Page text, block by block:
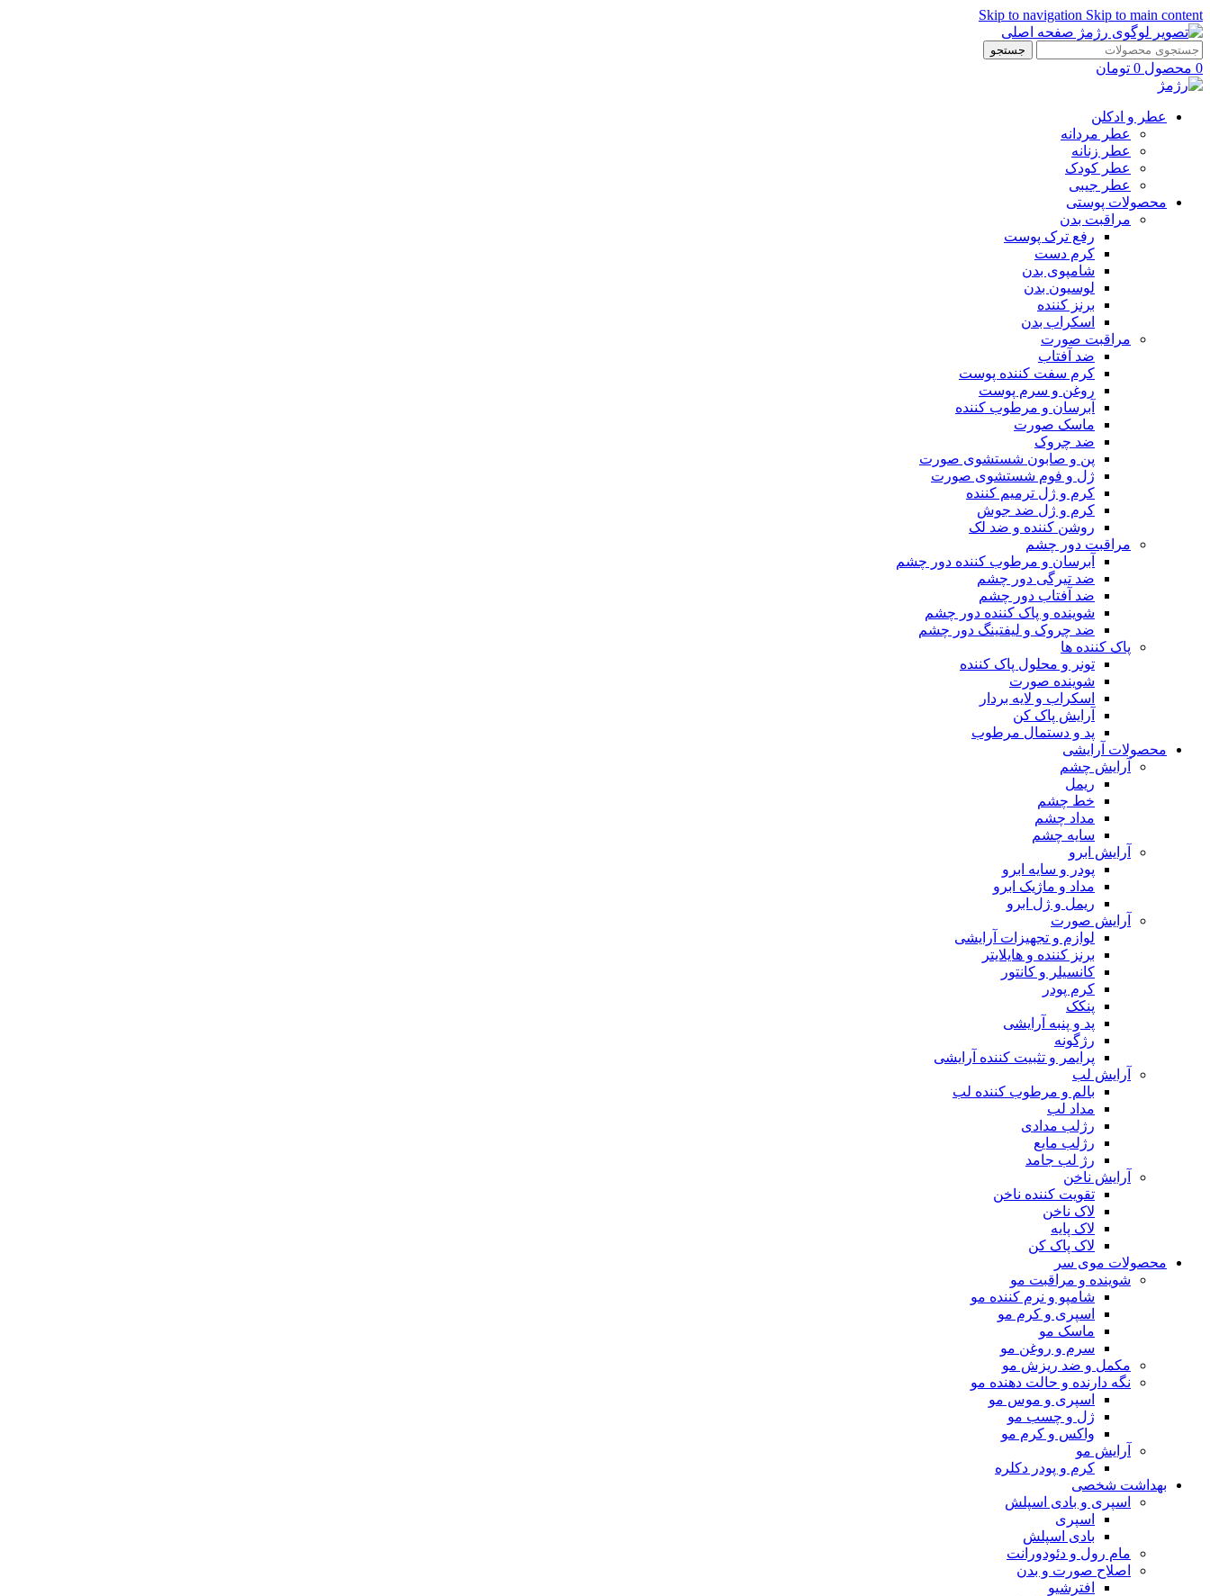
Skip to navigation Skip to main content
جستجو
0 محصول 0 تومان
عطر و ادکلن
عطر مردانه
عطر زنانه
عطر کودک
عطر جیبی
محصولات پوستی
مراقبت بدن
رفع ترک پوست
کرم دست
شامپوی بدن
لوسیون بدن
برنز کننده
اسکراب بدن
مراقبت صورت
ضد آفتاب
کرم سفت کننده پوست
روغن و سرم پوست
آبرسان و مرطوب کننده
ماسک صورت
ضد چروک
پن و صابون شستشوی صورت
ژل و فوم شستشوی صورت
کرم و ژل ترمیم کننده
کرم و ژل ضد جوش
روشن کننده و ضد لک
مراقبت دور چشم
آبرسان و مرطوب کننده دور چشم
ضد تیرگی دور چشم
ضد آفتاب دور چشم
شوینده و پاک کننده دور چشم
ضد چروک و لیفتینگ دور چشم
پاک کننده ها
تونر و محلول پاک کننده
شوینده صورت
اسکراب و لایه بردار
آرایش پاک کن
پد و دستمال مرطوب
محصولات آرایشی
آرایش چشم
ریمل
خط چشم
مداد چشم
سایه چشم
آرایش ابرو
پودر و سایه ابرو
مداد و ماژیک ابرو
ریمل و ژل ابرو
آرایش صورت
لوازم و تجهیزات آرایشی
برنز کننده و هایلایتر
کانسیلر و کانتور
کرم پودر
پنکک
پد و پنبه آرایشی
رژگونه
پرایمر و تثبیت کننده آرایشی
آرایش لب
بالم و مرطوب کننده لب
مداد لب
رژلب مدادی
رژلب مایع
رژ لب جامد
آرایش ناخن
تقویت کننده ناخن
لاک ناخن
لاک پایه
لاک پاک کن
محصولات موی سر
شوینده و مراقبت مو
شامپو و نرم کننده مو
اسپری و کرم مو
ماسک مو
سرم و روغن مو
مکمل و ضد ریزش مو
نگه دارنده و حالت دهنده مو
اسپری و موس مو
ژل و چسب مو
واکس و کرم مو
آرایش مو
کرم و پودر دکلره
بهداشت شخصی
اسپری و بادی اسپلش
اسپری
بادی اسپلش
مام رول و دئودورانت
اصلاح صورت و بدن
افترشیو